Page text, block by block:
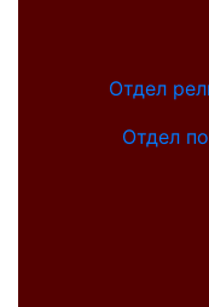
Отдел
Отдел